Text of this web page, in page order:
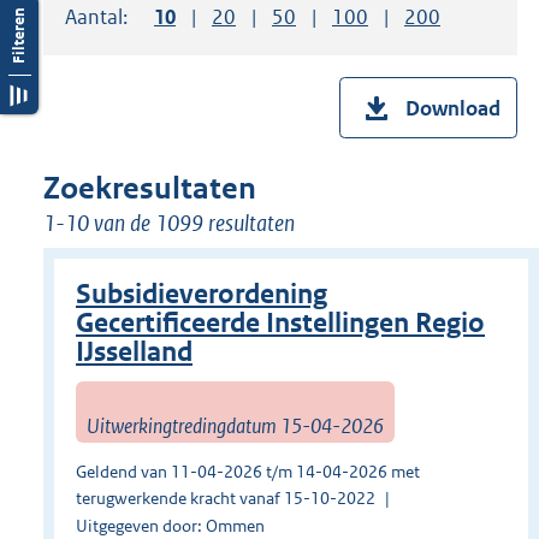
Aantal:
Toon
10 resultaten per pagina
Toon
20 resultaten per pagina
Toon
50 resultaten per pagina
Toon
100 resultaten per
Toon
200
Download
Zoekresultaten
1-10 van de 1099 resultaten
Subsidieverordening
Gecertificeerde Instellingen Regio
IJsselland
Uitwerkingtredingdatum 15-04-2026
Geldend van 11-04-2026 t/m 14-04-2026 met
terugwerkende kracht vanaf 15-10-2022
Uitgegeven door: Ommen